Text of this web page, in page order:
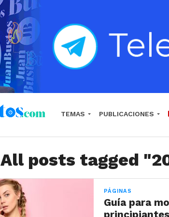
TEMAS PUBLICACIONES
All posts tagged
PÁGINAS
Guía para